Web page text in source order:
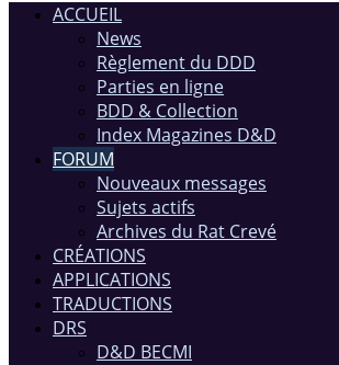
ACCUEIL
News
Règlement du DDD
Parties en ligne
BDD & Collection
Index Magazines D&D
FORUM
Nouveaux messages
Sujets actifs
Archives du Rat Crevé
CRÉATIONS
APPLICATIONS
TRADUCTIONS
DRS
D&D BECMI